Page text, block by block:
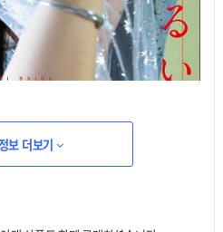
보 더보기